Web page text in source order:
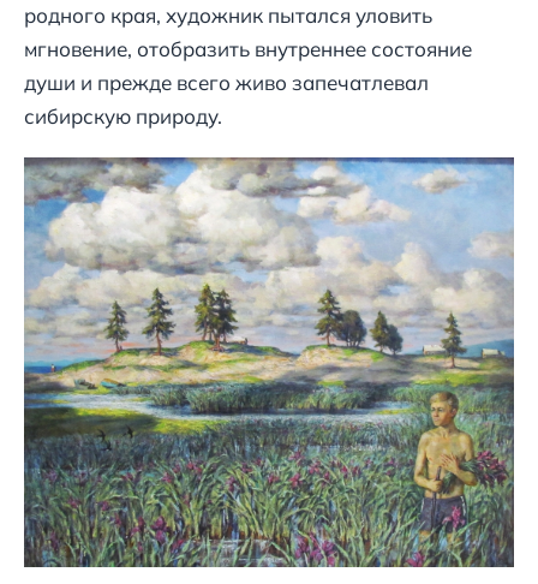
родного края, художник пытался уловить
мгновение, отобразить внутреннее состояние
души и прежде всего живо запечатлевал
сибирскую природу.